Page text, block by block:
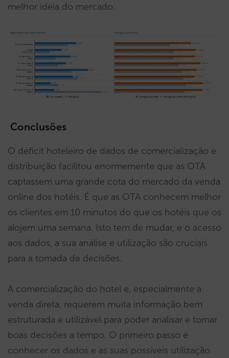
melhor ideia do mercado.
Conclusões
O déficit hoteleiro de dados de comercialização e
distribuição facilitou enormemente que as OTA
captassem uma grande cota do mercado da venda
online dos hotéis. É que as OTA conhecem melhor
os clientes em 10 minutos do que os hotéis que os
alojem uma semana. Isto tem de mudar, e o acesso
aos dados, a sua análise e utilização são cruciais
para a tomada de decisões.
A comercialização do hotel e, especialmente a
venda direta, requerem muita informação bem
estruturada e utilizável para poder analisar e tomar
boas decisões a tempo. O primeiro passo é
conhecer os dados e as suas possíveis utilização.